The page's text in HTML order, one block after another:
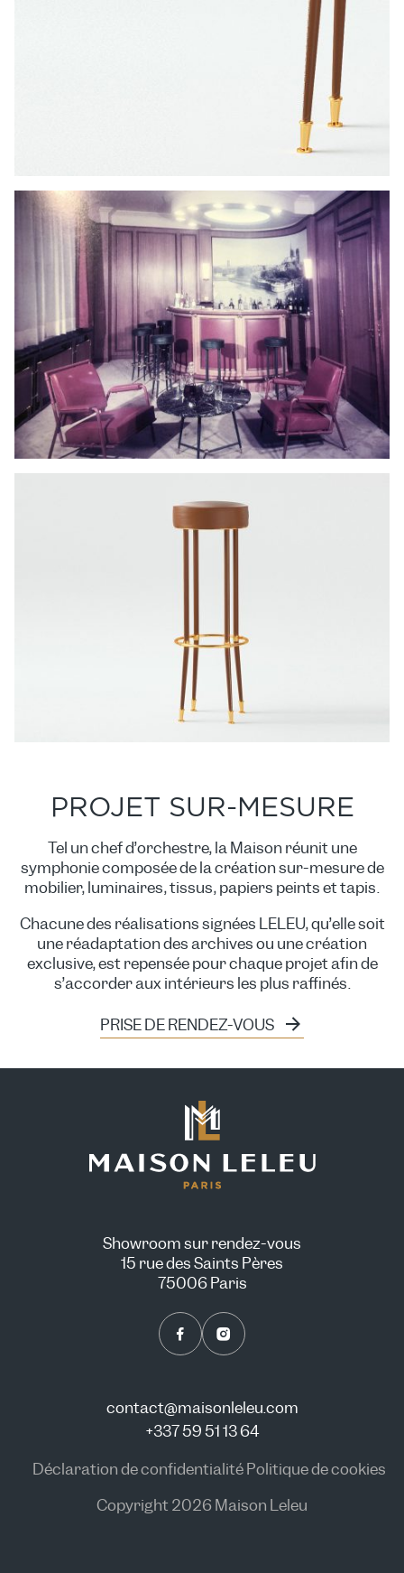
NOUS CONSULTER
PROJET SUR-MESURE
Tel un chef d’orchestre, la Maison réunit une
symphonie composée de la création sur-mesure de
mobilier, luminaires, tissus, papiers peints et tapis.
Chacune des réalisations signées LELEU, qu’elle soit
une réadaptation des archives ou une création
exclusive, est repensée pour chaque projet afin de
s’accorder aux intérieurs les plus raffinés.
PRISE DE RENDEZ-VOUS
Showroom sur rendez-vous
15 rue des Saints Pères
75006 Paris
contact@maisonleleu.com
+337 59 51 13 64
Copyright 2026 Maison Leleu
Déclaration de confidentialité Politique de cookies